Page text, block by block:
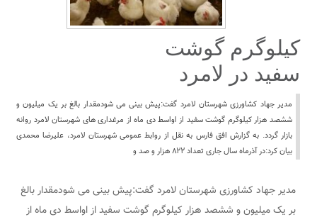
کیلوگرم گوشت
سفید در لامرد
مدیر جهاد کشاورزی شهرستان لامرد گفت:پیش بینی می شودمقدار بالغ بر یک میلیون و
ششصد هزار کیلوگرم گوشت سفید از اواسط دی ماه از مرغداری های شهرستان لامرد روانه
بازار گردد. به گزارش افق فارس به نقل از روابط عمومی شهرستان لامرد، علیرضا محمدی
بیان کرد:در آذرماه سال جاری تعداد ۸۲۲ هزار و صد و
مدیر جهاد کشاورزی شهرستان لامرد گفت:پیش بینی می شودمقدار بالغ
بر یک میلیون و ششصد هزار کیلوگرم گوشت سفید از اواسط دی ماه از